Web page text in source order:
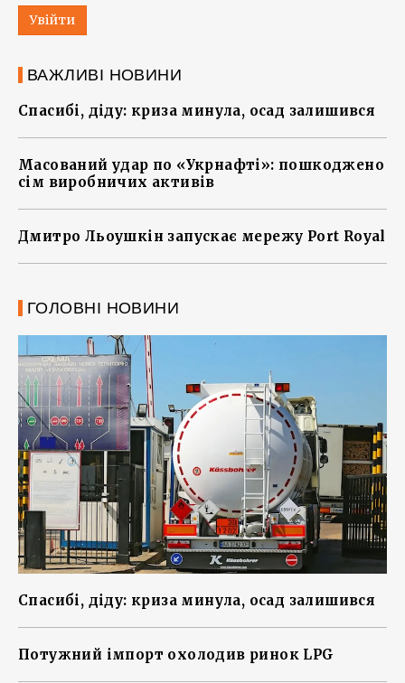
Увійти
ВАЖЛИВІ НОВИНИ
Спасибі, діду: криза минула, осад залишився
Масований удар по «Укрнафті»: пошкоджено
сім виробничих активів
Дмитро Льоушкін запускає мережу Port Royal
ГОЛОВНІ НОВИНИ
Спасибі, діду: криза минула, осад залишився
Потужний імпорт охолодив ринок LPG